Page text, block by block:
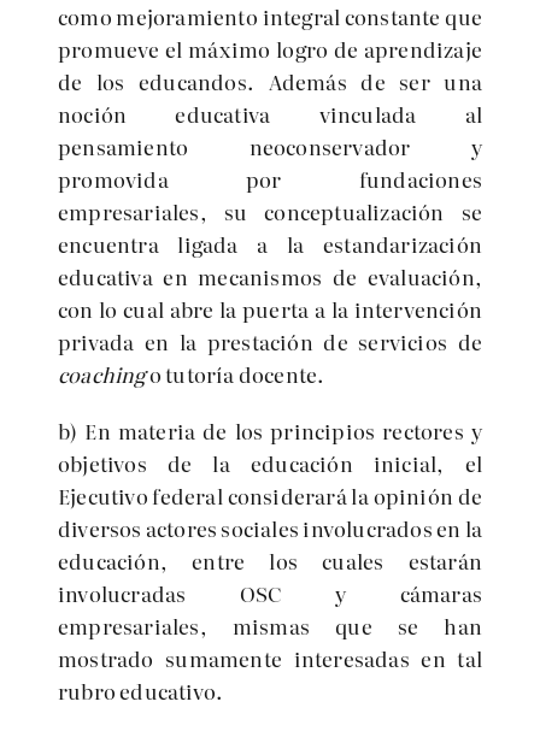
como mejoramiento integral constante que
promueve el máximo logro de aprendizaje
de los educandos. Además de ser una
noción educativa vinculada al
pensamiento neoconservador y
promovida por fundaciones
empresariales, su conceptualización se
encuentra ligada a la estandarización
educativa en mecanismos de evaluación,
con lo cual abre la puerta a la intervención
privada en la prestación de servicios de
coachingo tutoría docente.
b) En materia de los principios rectores y
objetivos de la educación inicial, el
Ejecutivo federal considerará la opinión de
diversos actores sociales involucrados en la
educación, entre los cuales estarán
involucradas OSC y cámaras
empresariales, mismas que se han
mostrado sumamente interesadas en tal
rubro educativo.